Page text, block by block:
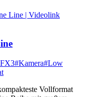
#Kamera#Low
Vollformat